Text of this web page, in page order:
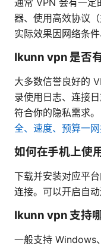
器、使用高效协议
实际效果因网络条
Ikunn vpn 是否
大多数信誉良好的
录使用日志、连接
符合你的隐私需求。
全、速度、预算一
如何在手机上使
下载并安装对应平
连接。可以开启自
Ikunn vpn 支持
一般支持 Windows